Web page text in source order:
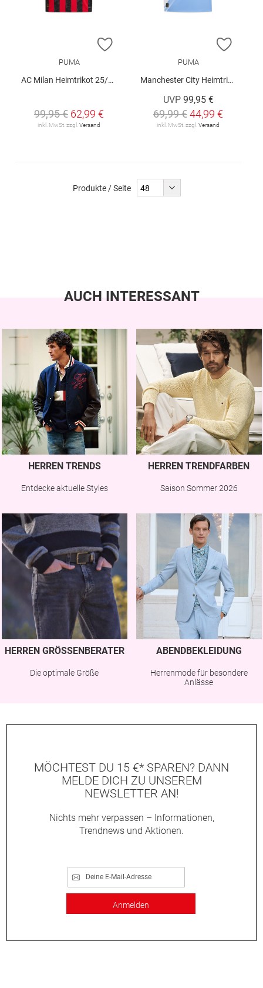
ZUR WUNSCHLISTE HINZUFÜGEN
PUMA
AC Milan Heimtrikot 25/26
99,95 € 62,99 €
inkl. MwSt. zzgl. Versand
ZUR
PUMA
Manchester City Heimtrikot 25/26
UVP 99,95 €
69,99 €44,99 €
inkl. MwSt. zzgl. Versand
Produkte / Seite
AUCH INTERESSANT
HERREN TRENDS
Entdecke aktuelle Styles
HERREN TRENDFARBEN
Saison Sommer 2026
HERREN GRÖSSENBERATER
Die optimale Größe
ABENDBEKLEIDUNG
Herrenmode für besondere
Anlässe
MÖCHTEST DU 15 €* SPAREN? DANN
MELDE DICH ZU UNSEREM
NEWSLETTER AN!
Nichts mehr verpassen – Informationen,
Trendnews und Aktionen.
Anmelden